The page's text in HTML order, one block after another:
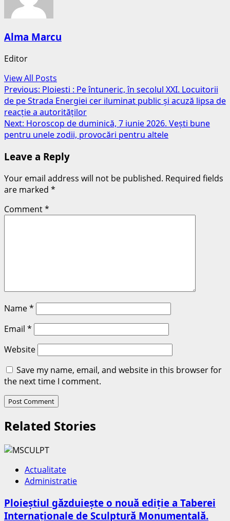
Alma Marcu
Editor
View All Posts
Post
navigation
Previous: Ploiesti : Pe întuneric, în secolul XXI. Locuitorii
de pe Strada Energiei cer iluminat public și acuză lipsa de
reacție a autorităților
Next: Horoscop de duminică, 7 iunie 2026. Vești bune
pentru unele zodii, provocări pentru altele
Leave a Reply
Your email address will not be published. Required fields
are marked *
Comment*
Name*
Email *
Website
Save my name, email, and website in this browser for
the next time I comment.
Related Stories
Actualitate
Administratie
Ploieștiul găzduiește o nouă ediție a Taberei
Internaționale de Sculptură Monumentală.